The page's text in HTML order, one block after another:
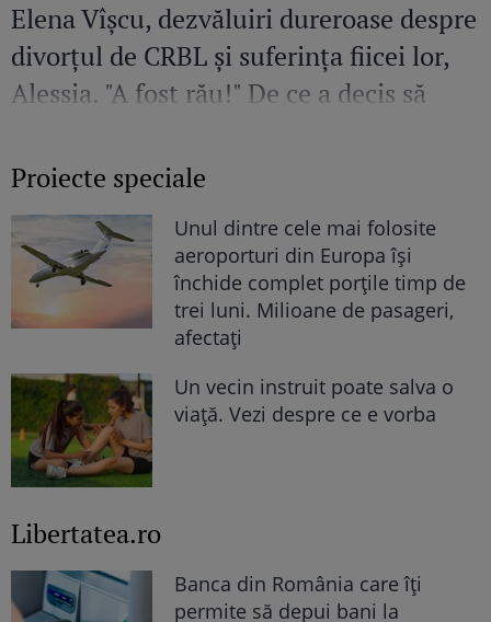
Elena Vîșcu, dezvăluiri dureroase despre
divorțul de CRBL și suferința fiicei lor,
Alessia. "A fost rău!" De ce a decis să
Proiecte speciale
Unul dintre cele mai folosite
aeroporturi din Europa își
închide complet porțile timp de
trei luni. Milioane de pasageri,
afectați
Un vecin instruit poate salva o
viață. Vezi despre ce e vorba
Libertatea.ro
Banca din România care îți
permite să depui bani la